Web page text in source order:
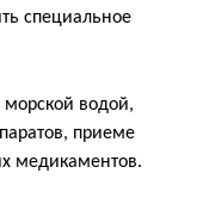
специальное
водой,
приеме
медикаментов.